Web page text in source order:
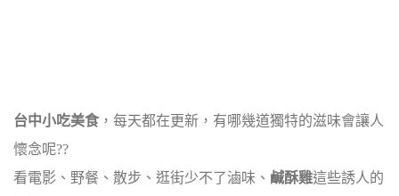
台中小吃美食 ，每天都在更新，有哪幾道獨特的滋味會讓人
懷念呢??
看電影、野餐、散步、逛街少不了滷味、 鹹酥雞這些誘人的